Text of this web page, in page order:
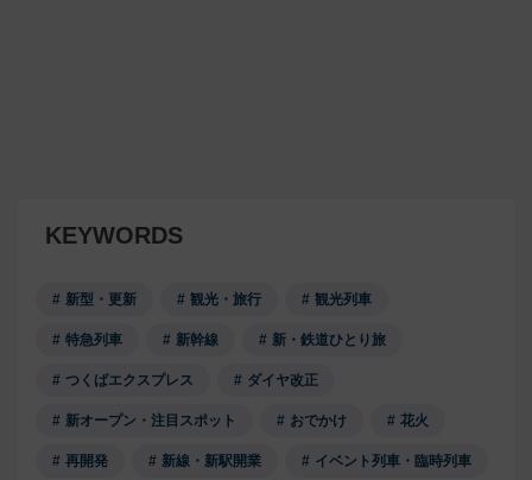
KEYWORDS
新型・更新 観光・旅行 観光列車
特急列車 新幹線 新・鉄道ひとり旅
つくばエクスプレス ダイヤ改正
新オープン・注目スポット おでかけ 花火
再開発 新線・新駅開業 イベント列車・臨時列車